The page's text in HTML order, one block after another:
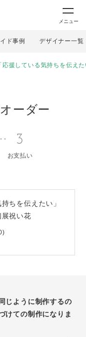
メニュー
ド事例 デザイナー一覧
「応援している気持ちを伝え
ーダー
3
お支払い
ちを伝えたい」
展祝い花
じように制作するの
けての制作になりま